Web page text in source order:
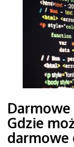
Darmowe
Gdzie
darmowe